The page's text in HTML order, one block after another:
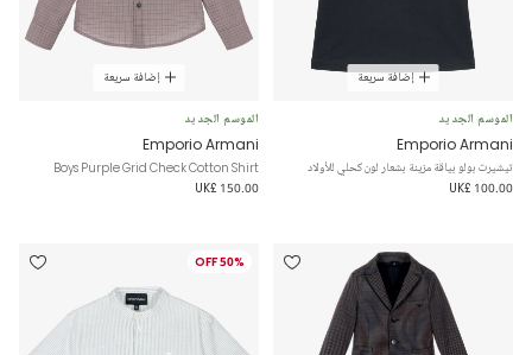
إضافة سريعة
الموسم الجديد
Emporio Armani
تيشيرت بولو بياقة مزينة بشعار لون كحلي للأولاد
UK£ 100.00
إضافة سريعة
الموسم الجديد
Emporio Armani
Boys Purple Grid Check Cotton Shirt
UK£ 150.00
50% OFF